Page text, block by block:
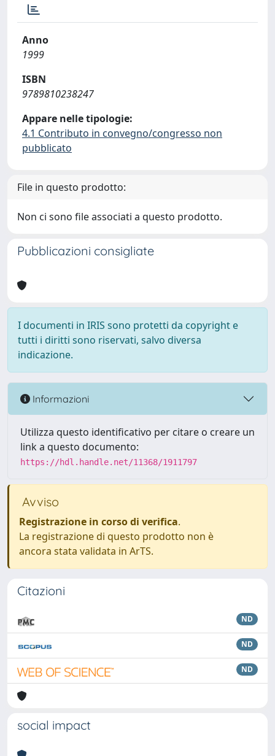
Anno
1999
ISBN
9789810238247
Appare nelle tipologie:
4.1 Contributo in convegno/congresso non
pubblicato
File in questo prodotto:
Non ci sono file associati a questo prodotto.
Pubblicazioni consigliate
I documenti in IRIS sono protetti da copyright e
tutti i diritti sono riservati, salvo diversa
indicazione.
Informazioni
Utilizza questo identificativo per citare o creare un
link a questo documento:
https://hdl.handle.net/11368/1911797
Avviso
Registrazione in corso di verifica.
La registrazione di questo prodotto non è
ancora stata validata in ArTS.
Citazioni
ND
ND
ND
social impact